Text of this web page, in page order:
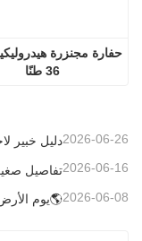
36 طنًا
2026-06-26
2026-06-16
2026-06-08